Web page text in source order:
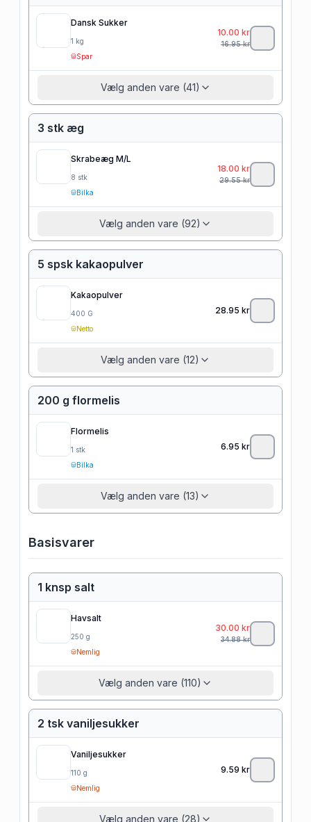
Dansk Sukker
1 kg
Spar
10.00 kr
16.95kr
Vælg anden vare (41)
3 stk æg
Skrabeæg M/L
8 stk
Bilka
18.00 kr
29.55kr
Vælg anden vare (92)
5 spsk kakaopulver
Kakaopulver
400 G
Netto
28.95 kr
Vælg anden vare (12)
200 g flormelis
Flormelis
1 stk
Bilka
6.95 kr
Vælg anden vare (13)
Basisvarer
1 knsp salt
Havsalt
250 g
Nemlig
30.00 kr
34.88kr
Vælg anden vare (110)
2 tsk vaniljesukker
Vaniljesukker
110 g
Nemlig
9.59 kr
Vælg anden vare (28)